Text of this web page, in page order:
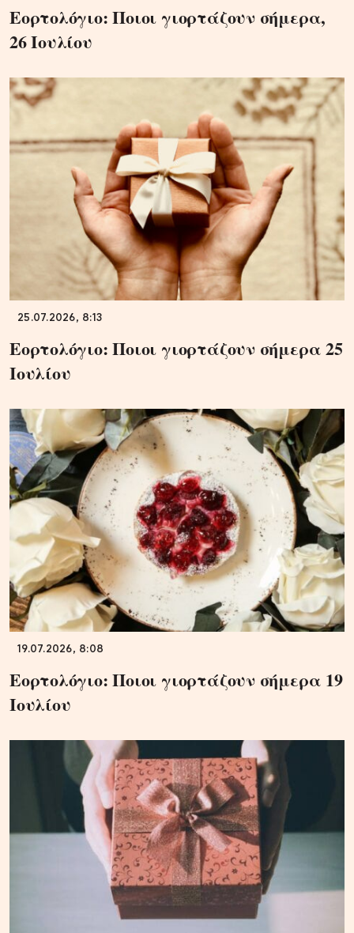
Εορτολόγιο: Ποιοι γιορτάζουν σήμερα,
26 Ιουλίου
25.07.2026, 8:13
Εορτολόγιο: Ποιοι γιορτάζουν σήμερα 25
Ιουλίου
19.07.2026, 8:08
Εορτολόγιο: Ποιοι γιορτάζουν σήμερα 19
Ιουλίου